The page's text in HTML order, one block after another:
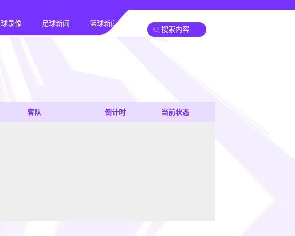
录像 足球新闻 篮球新闻
客队 倒计时 当前状态